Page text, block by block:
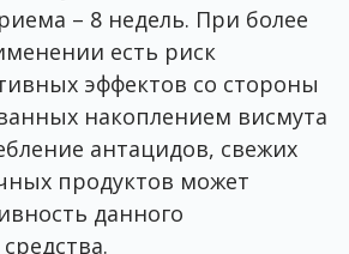
– 8 недель. При более
есть риск
эффектов со стороны
накоплением висмута
антацидов, свежих
продуктов может
данного